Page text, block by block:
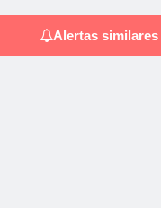
Alertas similares